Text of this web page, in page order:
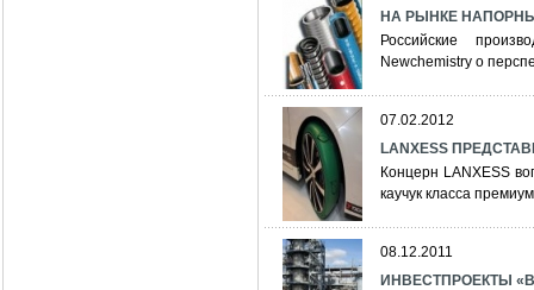
НА РЫНКЕ
Российские
Newchemistry о
07.02.2012
LANXESS
Концерн LANXESS
каучук класса
08.12.2011
ИНВЕСТПРОЕКТЫ